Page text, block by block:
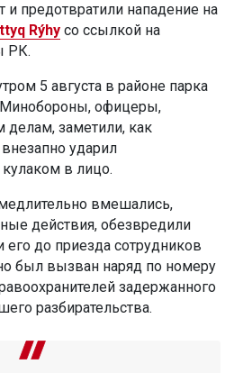
предотвратили нападение на
Rýhy со ссылкой на
РК.
5 августа в районе парка
офицеры,
заметили, как
ударил
в лицо.
вмешались,
действия, обезвредили
до приезда сотрудников
был вызван наряд по номеру
задержанного
разбирательства.